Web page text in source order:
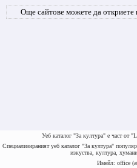
Още сайтове можете да откриете
Уеб каталог "За култура" е част
Специализираният уеб каталог "За култура"
изкуства, култура,
Имейл: office